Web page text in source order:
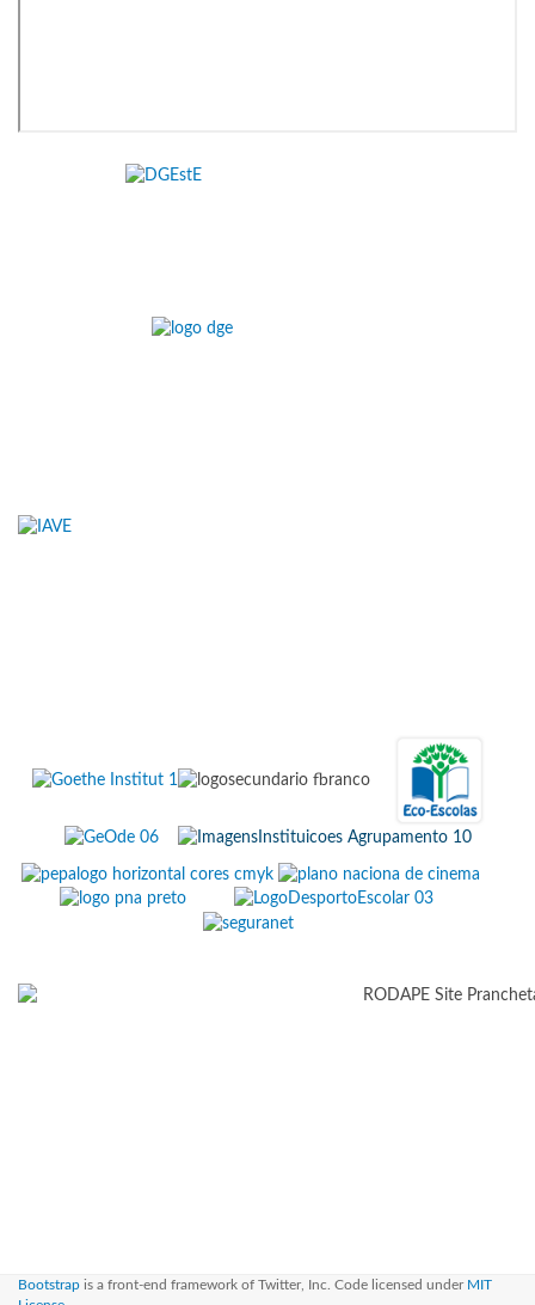
Bootstrap is a front-end framework of Twitter, Inc. Code licensed under MIT